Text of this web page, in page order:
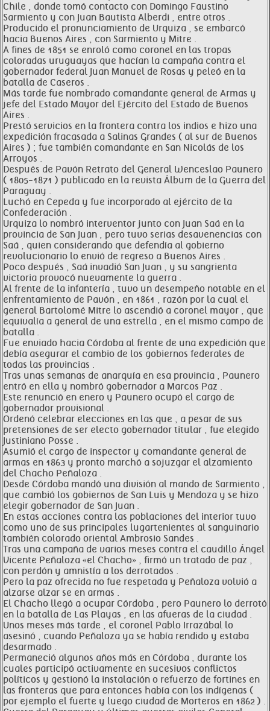
Chile , donde tomó contacto con Domingo Faustino
Sarmiento y con Juan Bautista Alberdi , entre otros .
Producido el pronunciamiento de Urquiza , se embarcó
hacia Buenos Aires , con Sarmiento y Mitre .
A fines de 1851 se enroló como coronel en las tropas
coloradas uruguayas que hacían la campaña contra el
gobernador federal Juan Manuel de Rosas y peleó en la
batalla de Caseros .
Más tarde fue nombrado comandante general de Armas y
jefe del Estado Mayor del Ejército del Estado de Buenos
Aires .
Prestó servicios en la frontera contra los indios e hizo una
expedición fracasada a Salinas Grandes ( al sur de Buenos
Aires ) ; fue también comandante en San Nicolás de los
Arroyos .
Después de Pavón Retrato del General Wenceslao Paunero
( 1805-1871 ) publicado en la revista Álbum de la Guerra del
Paraguay .
Luchó en Cepeda y fue incorporado al ejército de la
Confederación .
Urquiza lo nombró interventor junto con Juan Saá en la
provincia de San Juan , pero tuvo serias desavenencias con
Saá , quien considerando que defendía al gobierno
revolucionario lo envió de regreso a Buenos Aires .
Poco después , Saá invadió San Juan , y su sangrienta
victoria provocó nuevamente la guerra .
Al frente de la infantería , tuvo un desempeño notable en el
enfrentamiento de Pavón , en 1861 , razón por la cual el
general Bartolomé Mitre lo ascendió a coronel mayor , que
equivalía a general de una estrella , en el mismo campo de
batalla .
Fue enviado hacia Córdoba al frente de una expedición que
debía asegurar el cambio de los gobiernos federales de
todas las provincias .
Tras unas semanas de anarquía en esa provincia , Paunero
entró en ella y nombró gobernador a Marcos Paz .
Este renunció en enero y Paunero ocupó el cargo de
gobernador provisional .
Ordenó celebrar elecciones en las que , a pesar de sus
pretensiones de ser electo gobernador titular , fue elegido
Justiniano Posse .
Asumió el cargo de inspector y comandante general de
armas en 1863 y pronto marchó a sojuzgar el alzamiento
del Chacho Peñaloza .
Desde Córdoba mandó una división al mando de Sarmiento ,
que cambió los gobiernos de San Luis y Mendoza y se hizo
elegir gobernador de San Juan .
En estas acciones contra las poblaciones del interior tuvo
como uno de sus principales lugartenientes al sanguinario
también colorado oriental Ambrosio Sandes .
Tras una campaña de varios meses contra el caudillo Ángel
Vicente Peñaloza «el Chacho» , firmó un tratado de paz ,
con perdón y amnistía a los derrotados .
Pero la paz ofrecida no fue respetada y Peñaloza volvió a
alzarse alzar se en armas .
El Chacho llegó a ocupar Córdoba , pero Paunero lo derrotó
en la batalla de Las Playas , en las afueras de la ciudad .
Unos meses más tarde , el coronel Pablo Irrazábal lo
asesinó , cuando Peñaloza ya se había rendido y estaba
desarmado .
Permaneció algunos años más en Córdoba , durante los
cuales participó activamente en sucesivos conflictos
políticos y gestionó la instalación o refuerzo de fortines en
las fronteras que para entonces había con los indígenas (
por ejemplo el fuerte y luego ciudad de Morteros en 1862 ) .